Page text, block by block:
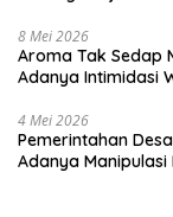
8 Mei 2026
Aroma Tak Sedap
Adanya Intimidasi
4 Mei 2026
Pemerintahan
Adanya Manipulasi